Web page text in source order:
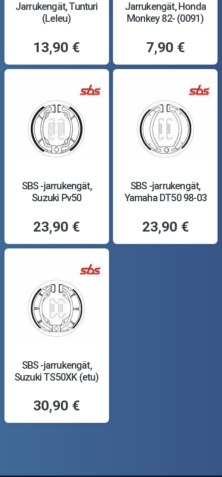
Jarrukengät, Tunturi
(Leleu)
13,90 €
Jarrukengät, Honda
Monkey 82- (0091)
7,90 €
SBS -jarrukengät,
Suzuki Pv50
23,90 €
SBS -jarrukengät,
Yamaha DT50 98-03
23,90 €
SBS -jarrukengät,
Suzuki TS50XK (etu)
30,90 €